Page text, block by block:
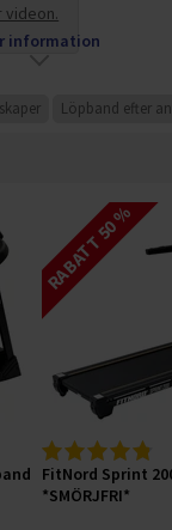
information
Löpband efter
RABATT 50 %
FitNord Sprint
*SMÖRJFRI*